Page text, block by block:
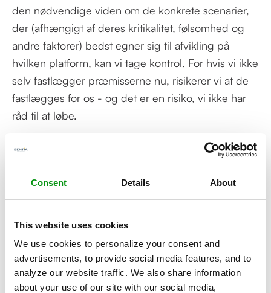
Consent Details About
This website uses cookies
We use cookies to personalize your consent and
advertisements, to provide social media features, and to
analyze our website traffic. We also share information
about your use of our site with our social media,
den nødvendige viden om de konkrete scenarier,
der (afhængigt af deres kritikalitet, følsomhed og
andre faktorer) bedst egner sig til afvikling på
hvilken platform, kan vi tage kontrol. For hvis vi ikke
selv fastlægger præmisserne nu, risikerer vi at de
fastlægges for os - og det er en risiko, vi ikke har
råd til at løbe.
Suverænitet er derfor ikke et teknologisk valg. Det
er et samfundsansvar, som kræver handling - nu.